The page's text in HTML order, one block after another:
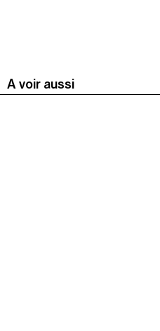
A voir aussi